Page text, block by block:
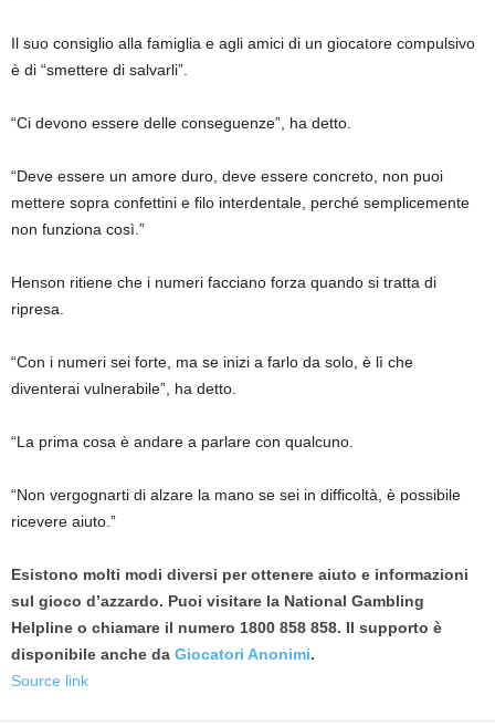
Il suo consiglio alla famiglia e agli amici di un giocatore compulsivo
è di “smettere di salvarli”.
“Ci devono essere delle conseguenze”, ha detto.
“Deve essere un amore duro, deve essere concreto, non puoi
mettere sopra confettini e filo interdentale, perché semplicemente
non funziona così.”
Henson ritiene che i numeri facciano forza quando si tratta di
ripresa.
“Con i numeri sei forte, ma se inizi a farlo da solo, è lì che
diventerai vulnerabile”, ha detto.
“La prima cosa è andare a parlare con qualcuno.
“Non vergognarti di alzare la mano se sei in difficoltà, è possibile
ricevere aiuto.”
Esistono molti modi diversi per ottenere aiuto e informazioni
sul gioco d’azzardo. Puoi visitare la National Gambling
Helpline o chiamare il numero 1800 858 858. Il supporto è
disponibile anche da Giocatori Anonimi.
Source link